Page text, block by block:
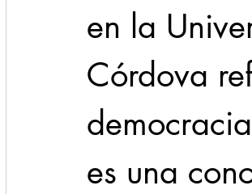
en la
Córdova
es una